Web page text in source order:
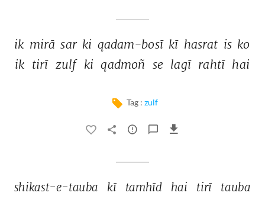
ik mirā sar ki qadam-bosī kī hasrat is ko
ik tirī zulf ki qadmoñ se lagī rahtī hai
Tag : zulf
shikast-e-tauba kī tamhīd hai tirī
tauba